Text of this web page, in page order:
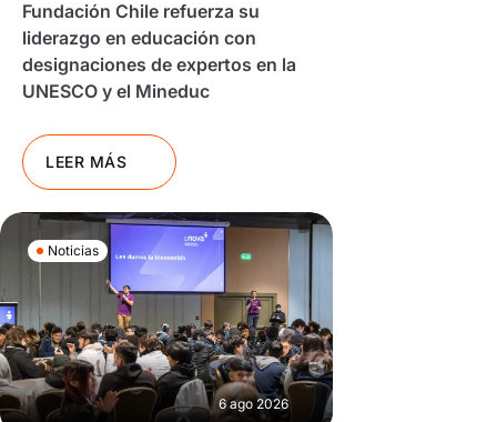
Fundación Chile refuerza su
liderazgo en educación con
designaciones de expertos en la
UNESCO y el Mineduc
LEER MÁS
Noticias
6 ago 2026